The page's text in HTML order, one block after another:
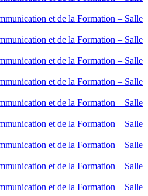
et de la Formation – Salle
et de la Formation – Salle
et de la Formation – Salle
et de la Formation – Salle
et de la Formation – Salle
et de la Formation – Salle
et de la Formation – Salle
et de la Formation – Salle
et de la Formation – Salle